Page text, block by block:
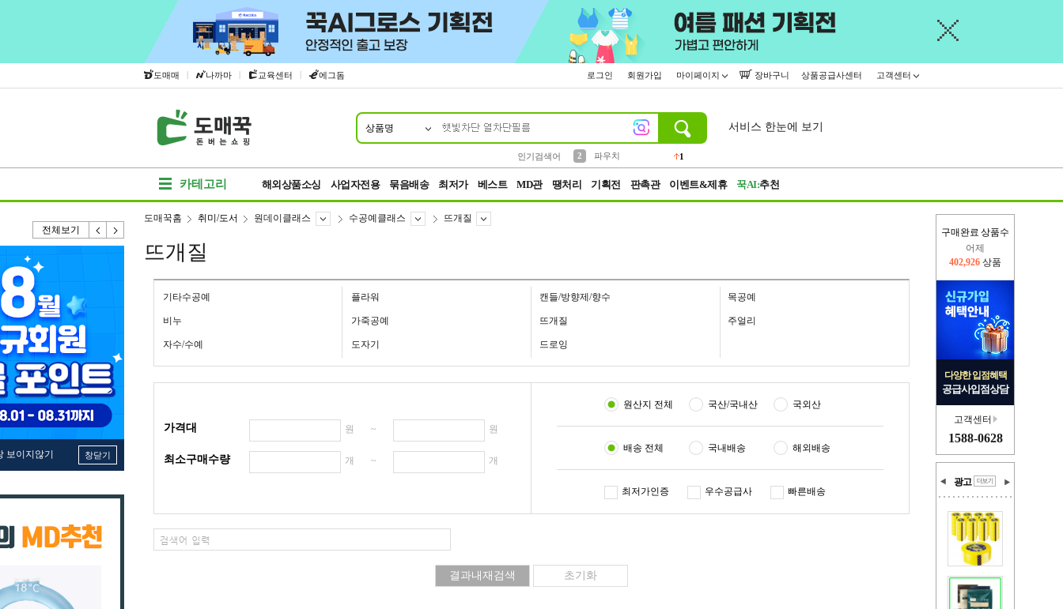
도매매 | 나까마 | 교육센터 | 에그돔 로그인 회원가입 마이페이지 장바구니 상품공급사센터 고객센터
상품명
인기검색어
2
파우치
1
서비스 한눈에 보기
카테고리 해외상품소싱 사업자전용 묶음배송 최저가 베스트 MD관 땡처리 기획전 판촉관 이벤트&제휴 꾹AI:추천
전체보기
보이지않기 창닫기
구매완료 상품수
어제
402,926상품
오늘(현재)
다양한 입점혜택
공급사입점상담
고객센터
1588-0628
광고
도매꾹홈 취미/도서 원데이클래스 수공예클래스 뜨개질
뜨개질
기타수공예 플라워 캔들/방향제/향수 목공예
비누 가죽공예 뜨개질 주얼리
자수/수예 도자기 드로잉
가격대 원 ~ 원
최소구매수량 개 ~ 개
원산지 전체 국산/국내산 국외산
배송 전체 국내배송 해외배송
최저가인증 우수공급사 빠른배송